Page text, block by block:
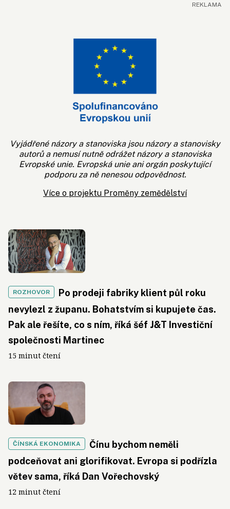
Vyjádřené názory a stanoviska jsou názory a stanovisky
autorů a nemusí nutně odrážet názory a stanoviska
Evropské unie. Evropská unie ani orgán poskytující
podporu za ně nenesou odpovědnost.
Více o projektu Proměny zemědělství
ROZHOVOR
Po prodeji fabriky klient půl roku
nevylezl z županu. Bohatstvím si kupujete čas.
Pak ale řešíte, co s ním, říká šéf J&T Investiční
společnosti Martinec
15 minut čtení
ČÍNSKÁ EKONOMIKA
Čínu bychom neměli
podceňovat ani glorifikovat. Evropa si podřízla
větev sama, říká Dan Vořechovský
12 minut čtení